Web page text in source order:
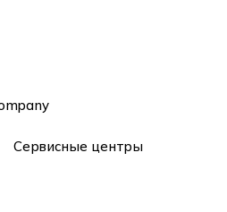
Сервисные центры